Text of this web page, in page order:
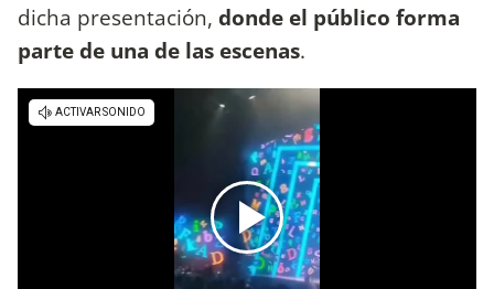
dicha presentación, donde el público forma
parte de una de las escenas.